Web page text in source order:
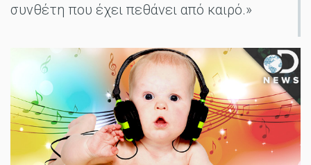
συνθέτη που έχει πεθάνει από καιρό.»